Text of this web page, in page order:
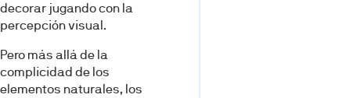
decorar jugando con la
percepción visual.
Pero más allá de la
complicidad de los
elementos naturales, los